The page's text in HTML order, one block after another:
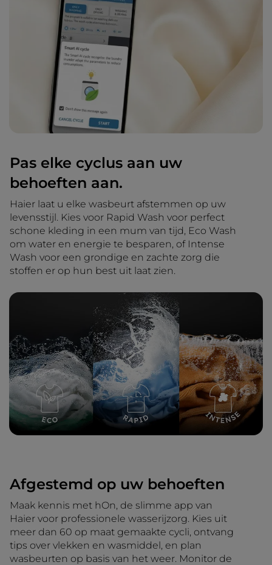
Pas elke cyclus aan uw
behoeften aan.
Haier laat u elke wasbeurt afstemmen op uw
levensstijl. Kies voor Rapid Wash voor perfect
schone kleding in een mum van tijd, Eco Wash
om water en energie te besparen, of Intense
Wash voor een grondige en zachte zorg die
stoffen er op hun best uit laat zien.
Afgestemd op uw behoeften
Maak kennis met hOn, de slimme app van
Haier voor professionele wasserijzorg. Kies uit
meer dan 60 op maat gemaakte cycli, ontvang
tips over vlekken en wasmiddel, en plan
wasbeurten op basis van het weer. Monitor de